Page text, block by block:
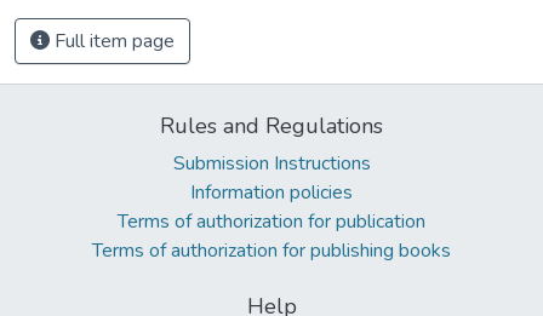
Full item page
Rules and Regulations
Submission Instructions
Information policies
Terms of authorization for publication
Terms of authorization for publishing books
Help